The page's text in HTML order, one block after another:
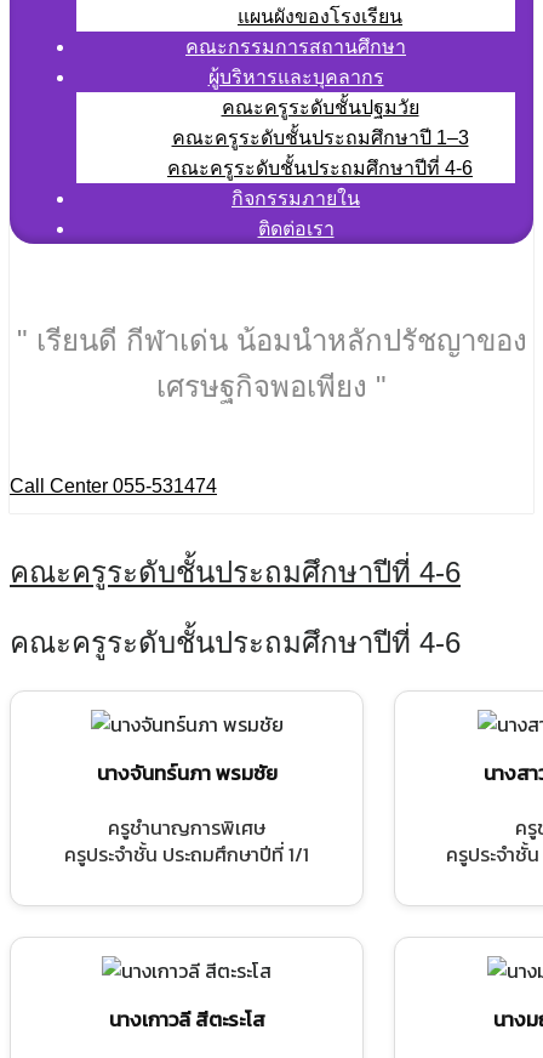
แผนผังของโรงเรียน
คณะกรรมการสถานศึกษา
ผู้บริหารและบุคลากร
คณะครูระดับชั้นปฐมวัย
คณะครูระดับชั้นประถมศึกษาปี 1–3
คณะครูระดับชั้นประถมศึกษาปีที่ 4-6
กิจกรรมภายใน
ติดต่อเรา
" เรียนดี กีฬาเด่น น้อมนำหลักปรัชญาของ
เศรษฐกิจพอเพียง "
Call Center 055-531474
คณะครูระดับชั้นประถมศึกษาปีที่ 4-6
คณะครูระดับชั้นประถมศึกษาปีที่ 4-6
นางจันทร์นภา พรมชัย
ครูชำนาญการพิเศษ
ครูประจำชั้น ประถมศึกษาปีที่ 1/1
นางส
ค
ครูประจำชั้
นางเกาวลี สีตะระโส นาง